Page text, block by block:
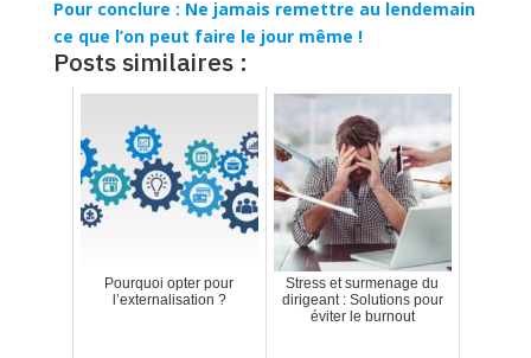
Pour conclure : Ne jamais remettre au lendemain
ce que l’on peut faire le jour même !
Posts similaires :
Pourquoi opter pour
l’externalisation ?
Stress et surmenage du
dirigeant : Solutions pour
éviter le burnout